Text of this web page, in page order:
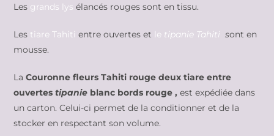
Les grands lys élancés rouges sont en tissu.
Les tiare Tahiti entre ouvertes et le tipanie Tahiti sont en
mousse.
LaCouronne fleurs Tahiti rouge deux tiare entre
ouvertestipanie blanc bords rouge , est expédiée dans
un carton. Celui-ci permet de la conditionner et de la
stocker en respectant son volume.